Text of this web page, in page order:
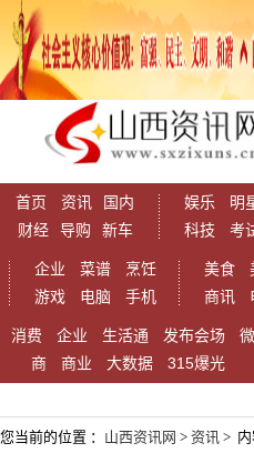
首页 资讯
国内
财经
导购 新车
娱乐 明
科技
考
企业 菜谱
烹饪
游戏
电脑 手机
美食
商讯
消费 企业 生活通 发布会场
微
商
商业 大数据 315爆光
您当前的位置 ： 山西资讯网 > 资讯 > 内